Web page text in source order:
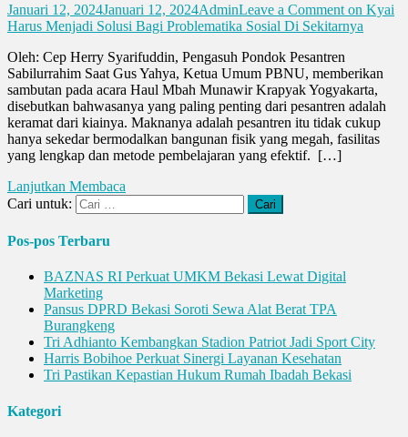
Januari 12, 2024Januari 12, 2024AdminLeave a Comment on Kyai
Harus Menjadi Solusi Bagi Problematika Sosial Di Sekitarnya
Oleh: Cep Herry Syarifuddin, Pengasuh Pondok Pesantren
Sabilurrahim Saat Gus Yahya, Ketua Umum PBNU, memberikan
sambutan pada acara Haul Mbah Munawir Krapyak Yogyakarta,
disebutkan bahwasanya yang paling penting dari pesantren adalah
keramat dari kiainya. Maknanya adalah pesantren itu tidak cukup
hanya sekedar bermodalkan bangunan fisik yang megah, fasilitas
yang lengkap dan metode pembelajaran yang efektif. […]
Lanjutkan Membaca
Cari untuk:
Pos-pos Terbaru
BAZNAS RI Perkuat UMKM Bekasi Lewat Digital
Marketing
Pansus DPRD Bekasi Soroti Sewa Alat Berat TPA
Burangkeng
Tri Adhianto Kembangkan Stadion Patriot Jadi Sport City
Harris Bobihoe Perkuat Sinergi Layanan Kesehatan
Tri Pastikan Kepastian Hukum Rumah Ibadah Bekasi
Kategori